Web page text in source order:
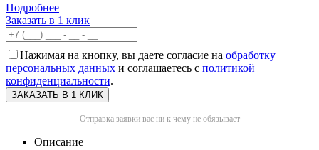
Подробнее
Заказать в 1 клик
Нажимая на кнопку, вы даете согласие на обработку
персональных данных и соглашаетесь с политикой
конфиденциальности.
Отправка заявки вас ни к чему не обязывает
Описание